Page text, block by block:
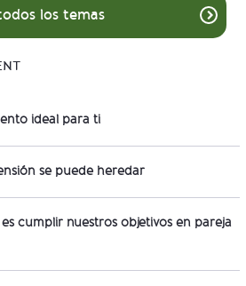
los temas
ideal para ti
se puede heredar
cumplir nuestros objetivos en pareja